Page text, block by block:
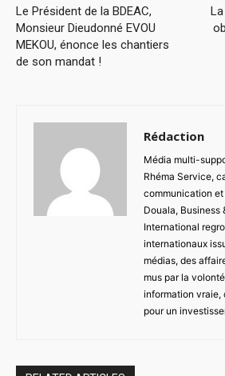
Le Président de la BDEAC,
Monsieur Dieudonné EVOU
MEKOU, énonce les chantiers
de son mandat !
Rédaction
Média multi-
Rhéma Service,
communication
Douala, Business
International
internationaux
médias, des
mus par la
information vraie,
pour un